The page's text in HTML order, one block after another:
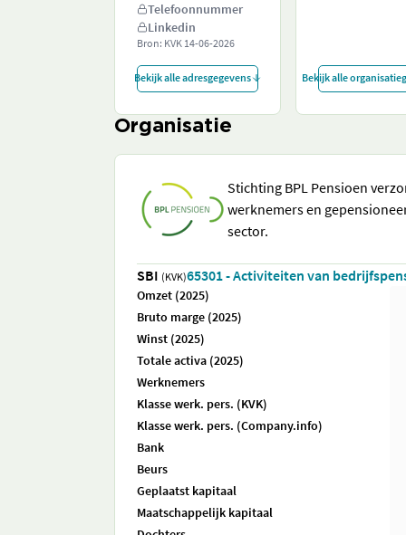
Telefoonnummer
Linkedin
Bron: KVK 14-06-2026
Bekijk alle adresgegevens Bekijk alle
Organisatie
Stichting BPL Pensioen
werknemers en
sector.
SBI (KVK)65301 - Activiteiten van
Omzet (2025)
Bruto marge (2025)
Winst (2025)
Totale activa (2025)
Werknemers
Klasse werk. pers. (KVK)
Klasse werk. pers. (Company.info)
Bank
Beurs
Geplaatst kapitaal
Maatschappelijk kapitaal